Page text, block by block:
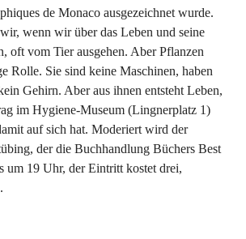
de Monaco ausgezeichnet wurde.
wenn wir über das Leben und seine
oft vom Tier ausgehen. Aber Pflanzen
Rolle. Sie sind keine Maschinen, haben
Gehirn. Aber aus ihnen entsteht Leben,
im Hygiene-Museum (Lingnerplatz 1)
auf sich hat. Moderiert wird der
der die Buchhandlung Büchers Best
um 19 Uhr, der Eintritt kostet drei,